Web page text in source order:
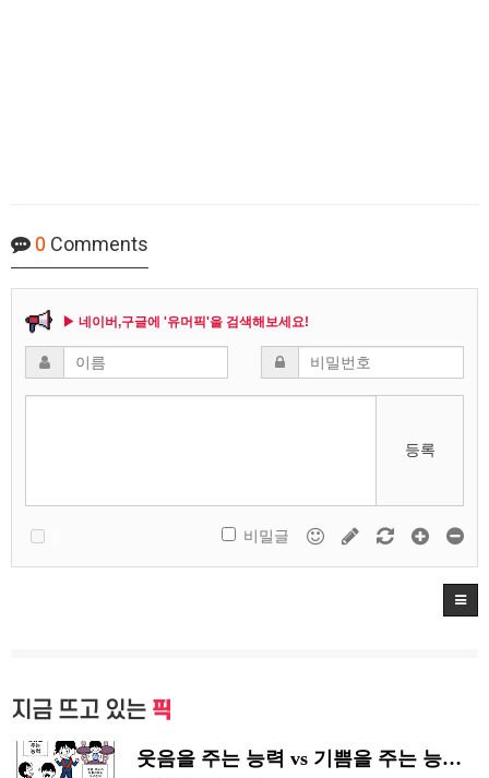
0 Comments
▶ 네이버,구글에 '유머픽'을 검색해보세요!
등록
비밀글
지금 뜨고 있는 픽
웃음을 주는 능력 vs 기쁨을 주는 능력 만화